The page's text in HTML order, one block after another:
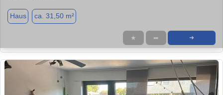
Haus ca. 31,50 m²
★ ➦ ➜